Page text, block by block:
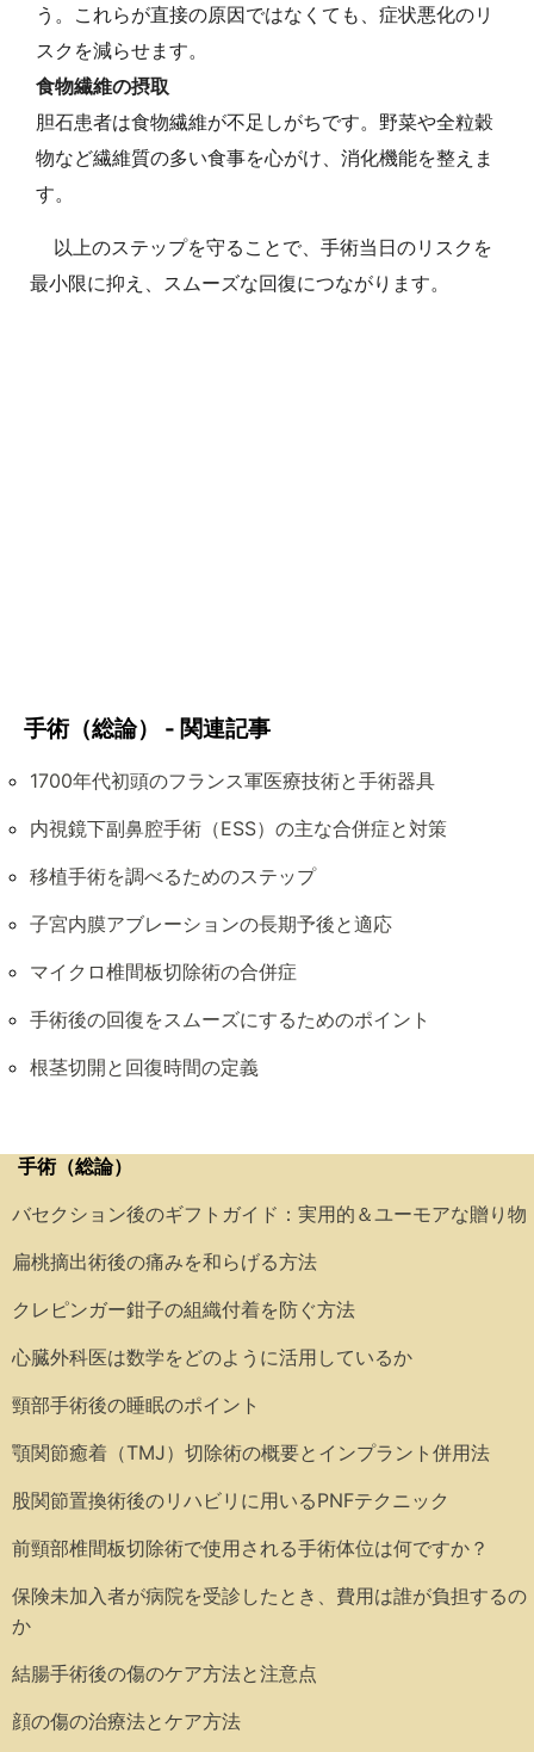
う。これらが直接の原因ではなくても、症状悪化のリ
スクを減らせます。
食物繊維の摂取
胆石患者は食物繊維が不足しがちです。野菜や全粒穀
物など繊維質の多い食事を心がけ、消化機能を整えま
す。
以上のステップを守ることで、手術当日のリスクを
最小限に抑え、スムーズな回復につながります。
手術（総論） - 関連記事
1700年代初頭のフランス軍医療技術と手術器具
内視鏡下副鼻腔手術（ESS）の主な合併症と対策
移植手術を調べるためのステップ
子宮内膜アブレーションの長期予後と適応
マイクロ椎間板切除術の合併症
手術後の回復をスムーズにするためのポイント
根茎切開と回復時間の定義
手術（総論）
バセクション後のギフトガイド：実用的＆ユーモアな贈り物
扁桃摘出術後の痛みを和らげる方法
クレピンガー鉗子の組織付着を防ぐ方法
心臓外科医は数学をどのように活用しているか
頸部手術後の睡眠のポイント
顎関節癒着（TMJ）切除術の概要とインプラント併用法
股関節置換術後のリハビリに用いるPNFテクニック
前頸部椎間板切除術で使用される手術体位は何ですか？
保険未加入者が病院を受診したとき、費用は誰が負担するの
か
結腸手術後の傷のケア方法と注意点
顔の傷の治療法とケア方法